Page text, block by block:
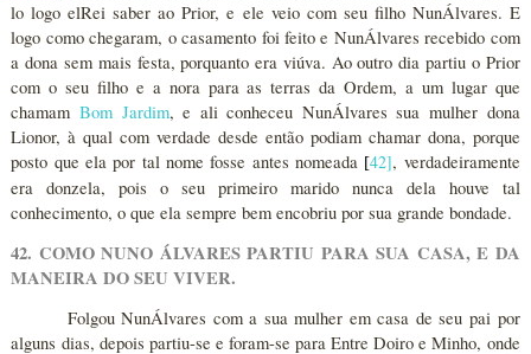
lo logo elRei saber ao Prior, e ele veio com seu filho NunÁlvares. E
logo como chegaram, o casamento foi feito e NunÁlvares recebido com
a dona sem mais festa, porquanto era viúva. Ao outro dia partiu o Prior
com o seu filho e a nora para as terras da Ordem, a um lugar que
chamamBom Jardim, e ali conheceu NunÁlvares sua mulher dona
Lionor, à qual com verdade desde então podiam chamar dona, porque
posto que ela por tal nome fosse antes nomeada [42], verdadeiramente
era donzela, pois o seu primeiro marido nunca dela houve tal
conhecimento, o que ela sempre bem encobriu por sua grande bondade.
42. COMO NUNO ÁLVARES PARTIU PARA SUA CASA, E DA
MANEIRA DO SEU VIVER.
Folgou NunÁlvares com a sua mulher em casa de seu pai por
alguns dias, depois partiu-se e foram-se para Entre Doiro e Minho, onde